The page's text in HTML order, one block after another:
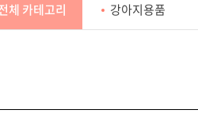
네이버페이에서 작성된 후기
네이버페이에서 작성된 후기
체 카테고리 강아지용품